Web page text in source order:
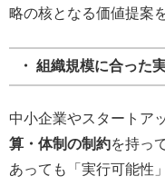
略の核となる価値提案
・ 組織規模に合った
中小企業やスタートア
算・体制の制約を持っ
あっても「実行可能性